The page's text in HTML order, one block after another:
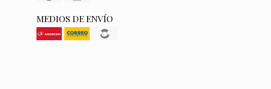
MEDIOS DE ENVÍO